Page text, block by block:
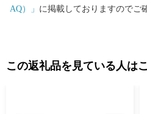
AQ）」 に掲載しておりますのでご
この返礼品を見ている人は